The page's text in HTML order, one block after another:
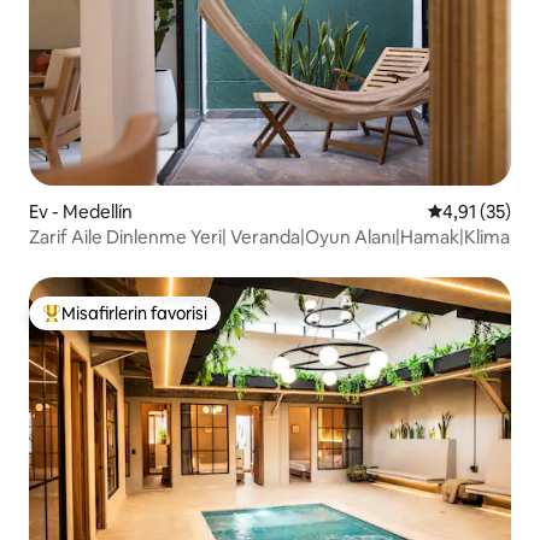
Ev - Medellín 5 üzerinden
4,91 (35)
Zarif Aile Dinlenme Yeri| Veranda|Oyun Alanı|Hamak|Klima
Misafirlerin favorilerinden en beğenilenler arasında
Misafirlerin favorisi